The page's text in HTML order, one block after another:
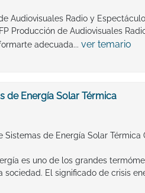
Audiovisuales Radio y
Producción de Audiovisuales
adecuada... ver temario
de Energía Solar Térmica
Sistemas de Energía Solar Térmica
es uno de los grandes
El significado de crisis